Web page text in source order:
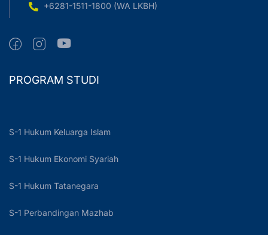
+6281-1511-1800 (WA LKBH)
PROGRAM STUDI
S-1 Hukum Keluarga Islam
S-1 Hukum Ekonomi Syariah
S-1 Hukum Tatanegara
S-1 Perbandingan Mazhab